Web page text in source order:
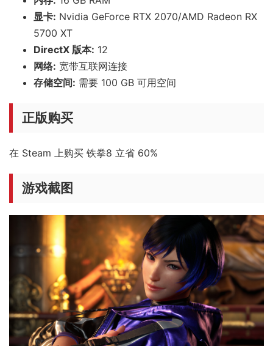
显卡: Nvidia GeForce RTX 2070/AMD Radeon RX
5700 XT
DirectX 版本: 12
网络: 宽带互联网连接
存储空间: 需要 100 GB 可用空间
正版购买
在 Steam 上购买 铁拳8 立省 60%
游戏截图